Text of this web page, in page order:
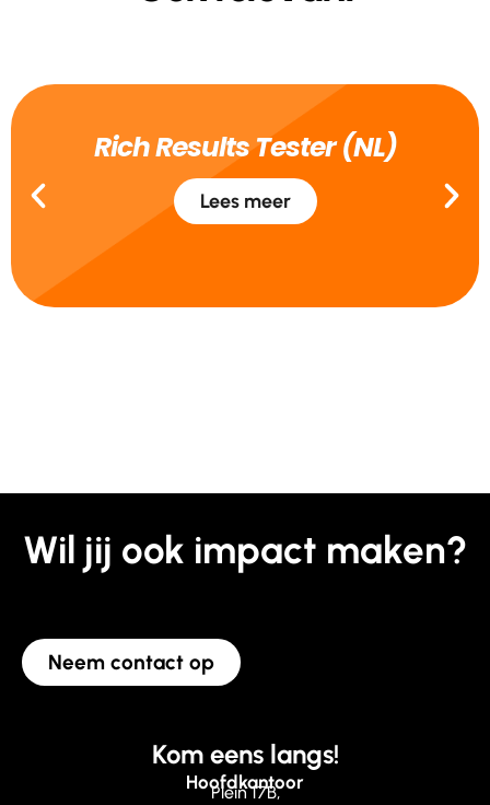
Rich Results Tester (NL)
Lees meer
Wil jij ook impact maken?
Neem contact op
Kom eens langs!
Hoofdkantoor
Plein 17B,